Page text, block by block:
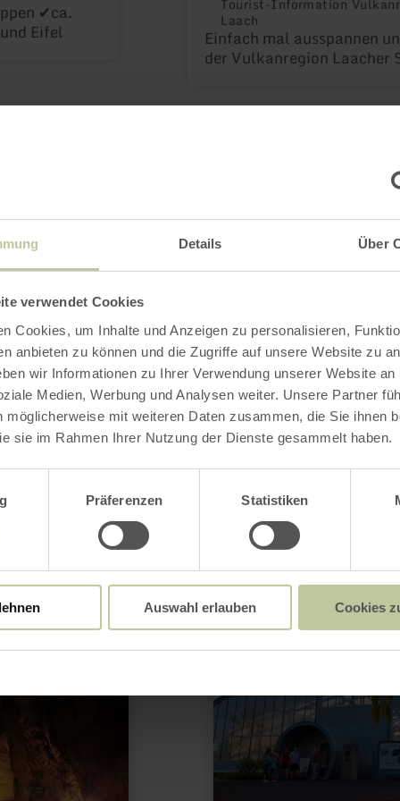
Details Über
verwendet Cookies
Cookies, um Inhalte und Anzeigen zu personalisieren,
anbieten zu können und die Zugriffe auf unsere Website zu
wir Informationen zu Ihrer Verwendung unserer Website an
Medien, Werbung und Analysen weiter. Unsere Partner
möglicherweise mit weiteren Daten zusammen, die Sie ihnen
sie im Rahmen Ihrer Nutzung der Dienste gesammelt haben.
Präferenzen Statistiken
Auswahl erlauben Cookies
✔ca.
Eifel
Laach
Einfach mal ausspannen
der Vulkanregion Laacher
Laacher See lässt sich auch an einem Tag
und intensiv erleben. Attraktive
Kultur und spannende Einblicke in die
der Region. Entlang der Deutschen
beeindruckende Spuren des
über die Kräfte, die diese Landschaft
das Programm durch geführte Touren,
Sehenswürdigkeiten und vielseitige
auf anschauliche und erlebnisreiche Weise
ab 35,00 €
mehr
erfahren
zu: